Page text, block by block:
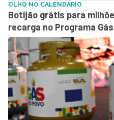
OLHO NO CALENDÁRIO
Botijão grátis para
recarga no Programa